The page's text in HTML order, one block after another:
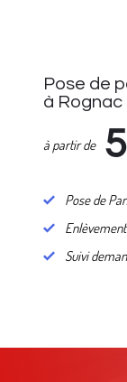
Pose de
à Rognac
à partir de
Pose de
Suivi